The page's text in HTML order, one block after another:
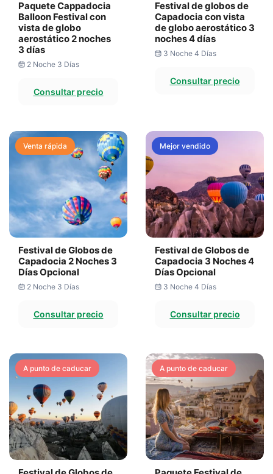
Paquete Cappadocia
Balloon Festival con
vista de globo
aerostático 2 noches
3 días
2 Noche 3 Días
Consultar precio
Festival de globos de
Capadocia con vista
de globo aerostático 3
noches 4 días
3 Noche 4 Días
Consultar precio
Venta rápida
Festival de Globos de
Capadocia 2 Noches 3
Días Opcional
2 Noche 3 Días
Consultar precio
Mejor vendido
Festival de Globos de
Capadocia 3 Noches 4
Días Opcional
3 Noche 4 Días
Consultar precio
A punto de caducar A punto de caducar